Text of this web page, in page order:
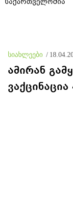
სიახლეები /
ამირან